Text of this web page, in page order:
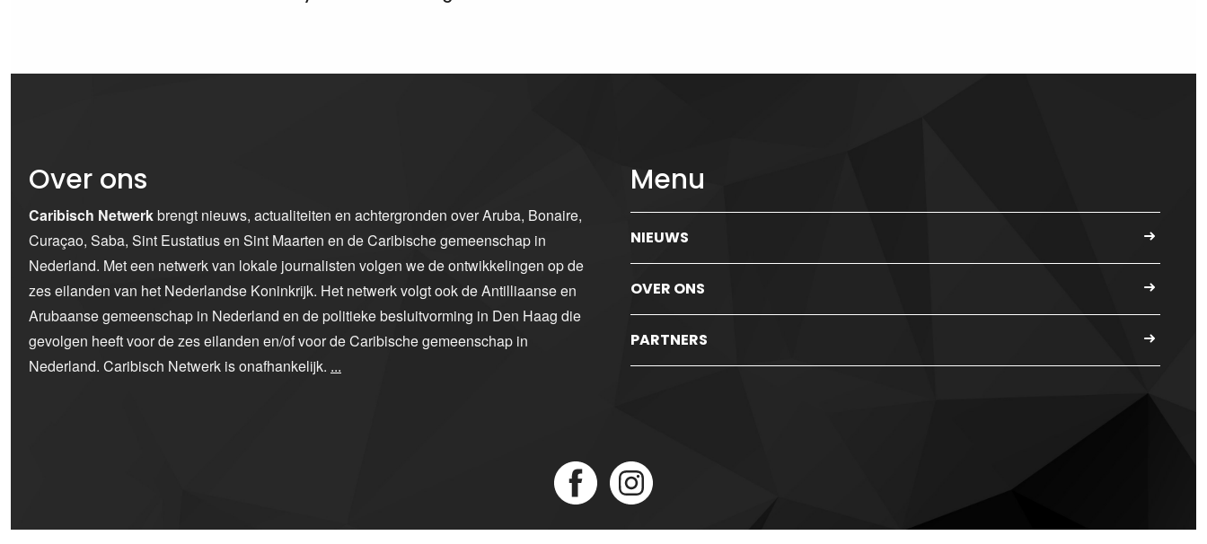
Over ons
Caribisch Netwerkbrengt nieuws, actualiteiten en achtergronden over Aruba, Bonaire,
Curaçao, Saba, Sint Eustatius en Sint Maarten en de Caribische gemeenschap in
Nederland. Met een netwerk van lokale journalisten volgen we de ontwikkelingen op de
zes eilanden van het Nederlandse Koninkrijk. Het netwerk volgt ook de Antilliaanse en
Arubaanse gemeenschap in Nederland en de politieke besluitvorming in Den Haag die
gevolgen heeft voor de zes eilanden en/of voor de Caribische gemeenschap in
Nederland. Caribisch Netwerk is onafhankelijk. ...
Menu
NIEUWS
OVER ONS
PARTNERS